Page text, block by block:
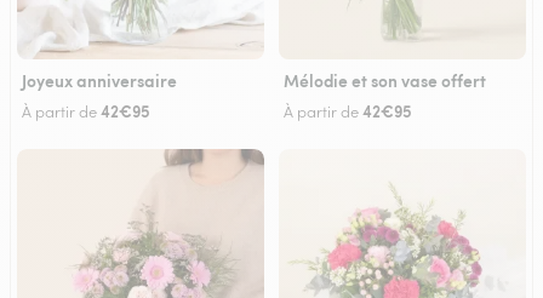
Joyeux anniversaire
À partir de42€95
Mélodie et son vase offert
À partir de42€95